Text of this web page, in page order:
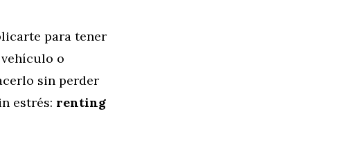
para tener
o
sin perder
estrés: renting